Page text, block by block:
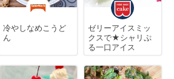
冷やしなめこうど
ん
ゼリーアイスミッ
クスで★シャリぷ
る一口アイス